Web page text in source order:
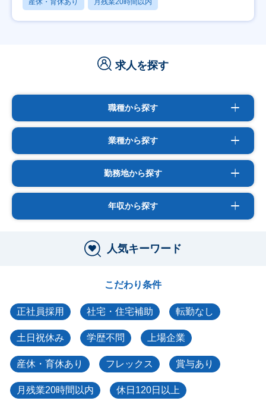
求人を探す
職種から探す
業種から探す
勤務地から探す
年収から探す
人気キーワード
こだわり条件
正社員採用 社宅・住宅補助 転勤なし
土日祝休み 学歴不問 上場企業
産休・育休あり フレックス 賞与あり
月残業20時間以内 休日120日以上